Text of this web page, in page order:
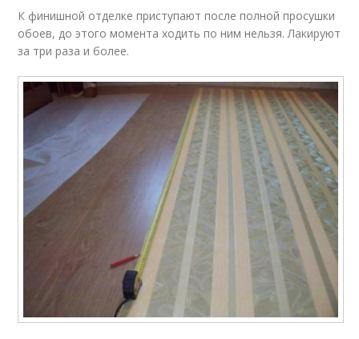
К финишной отделке приступают после полной просушки
обоев, до этого момента ходить по ним нельзя. Лакируют
за три раза и более.